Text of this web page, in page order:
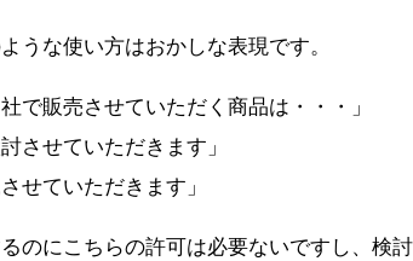
うな使い方はおかしな表現です。
社で販売させていただく商品は・・・」
させていただきます」
せていただきます」
のにこちらの許可は必要ないですし、検